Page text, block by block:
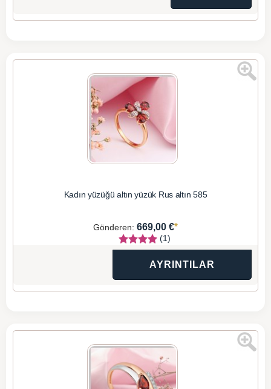
Kadın yüzüğü altın yüzük Rus altın 585
Gönderen: 669,00 €*
(1)
AYRINTILAR